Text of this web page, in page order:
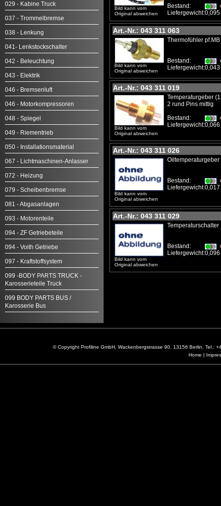
029 - Kabine Truck
037 - Trommelbremse
038 - Lenkung
041- Lenkstockschalter
042 - Beleuchtung
043 - Elektrik
046 - Bremsenluft
046 - Motorkompressoren
048 - Spiegel
049 - Riementrieb
050 - Installationsmaterial
067 - Lichtmaschinen-Anlasser
072 - Heizung
079 - Scheibenbremse
081 - Abgasanlagen
093 - Motorenteile
094 - ZF Getriebeteile
094 - Voith Getriebe
097 - Kraftstoffsystem
099 -BODY PARTS TRUCK -
Karosserieteile Truck
099 BODY PARTS BUS /
Karosserie Bus
Bild kann vom
Original abweichen
Bestand:
Liefergewicht:0,095
Art.-Nr.: 043 311 063
Bild kann vom
Original abweichen
Thermofühler pf.MB
Bestand:
Liefergewicht:0,043
Art.-Nr.: 043 311 019
Bild kann vom
Original abweichen
Temperaturgeber
2 rund Pins mittig
Bestand:
Liefergewicht:0,066
Art.-Nr.: 043 311 026
Bild kann vom
Original abweichen
Oiltemperaturgeber
Bestand:
Liefergewicht:0,017
Art.-Nr.: 043 311 029
Bild kann vom
Original abweichen
Temperaturschalter
Bestand:
Liefergewicht:0,096
© Copyright Profiline GmbH, Wackenbergstrasse 90, 13156 Berlin,
Home |